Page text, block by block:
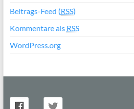
Beitrags-Feed (RSS)
Kommentare als RSS
WordPress.org